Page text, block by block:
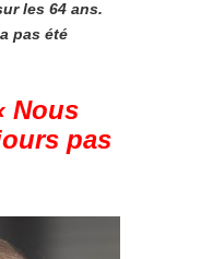
les 64 ans.
pas été
Nous
pas